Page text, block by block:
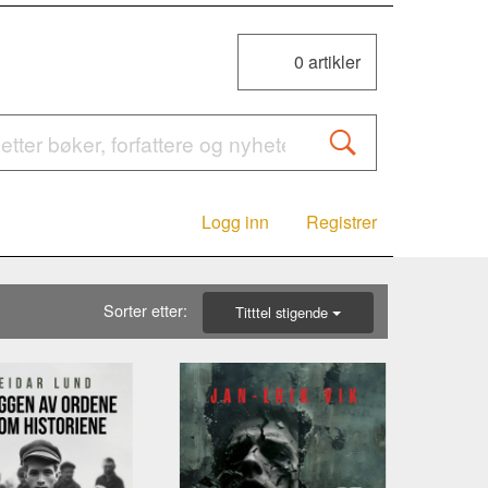
0 artikler
Logg inn Registrer
Sorter etter: Titttel stigende